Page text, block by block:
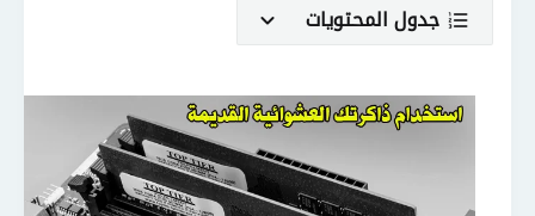
جدول المحتويات